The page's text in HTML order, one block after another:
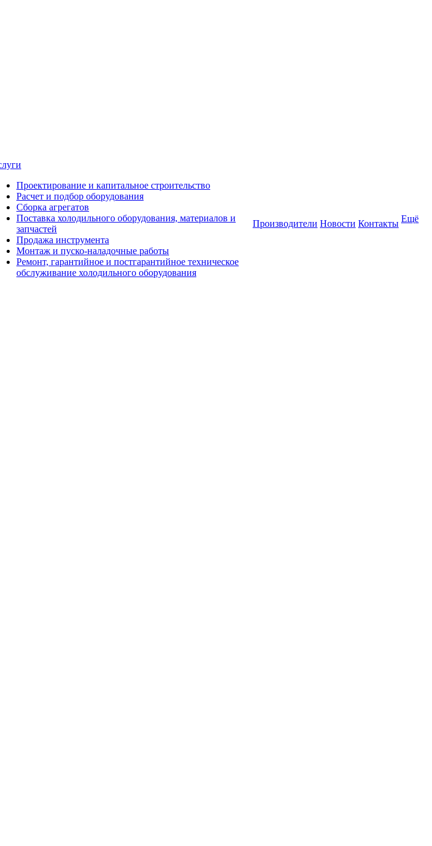
Проектирование и капитальное строительство
Расчет и подбор оборудования
Сборка агрегатов
Поставка холодильного оборудования, материалов и
запчастей
Продажа инструмента
Монтаж и пуско-наладочные работы
Ремонт, гарантийное и постгарантийное техническое
обслуживание холодильного оборудования
Производители Новости Контакты Ещё